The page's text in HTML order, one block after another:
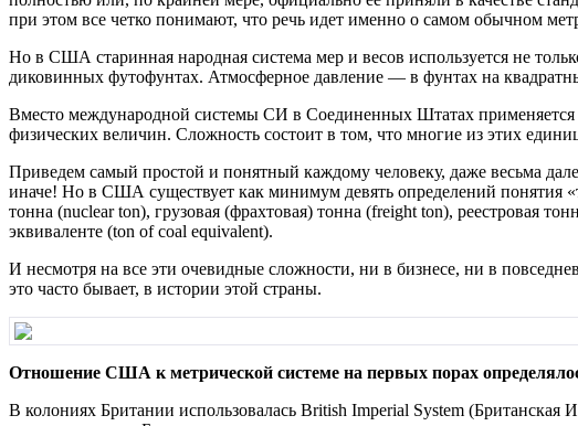
при этом все четко понимают, что речь идет именно о самом обычном
Но в США старинная народная система мер и весов используется не
диковинных футофунтах. Атмосферное давление — в фунтах на
Вместо международной системы СИ в Соединенных Штатах
физических величин. Сложность состоит в том, что многие из этих
Приведем самый простой и понятный каждому человеку, даже весьма
иначе! Но в США существует как минимум девять определений понятия
тонна (nuclear ton), грузовая (фрахтовая) тонна (freight ton), реестровая
эквиваленте (ton of coal equivalent).
И несмотря на все эти очевидные сложности, ни в бизнесе, ни в
это часто бывает, в истории этой страны.
Отношение США к метрической системе на первых порах
В колониях Британии использовалась British Imperial System